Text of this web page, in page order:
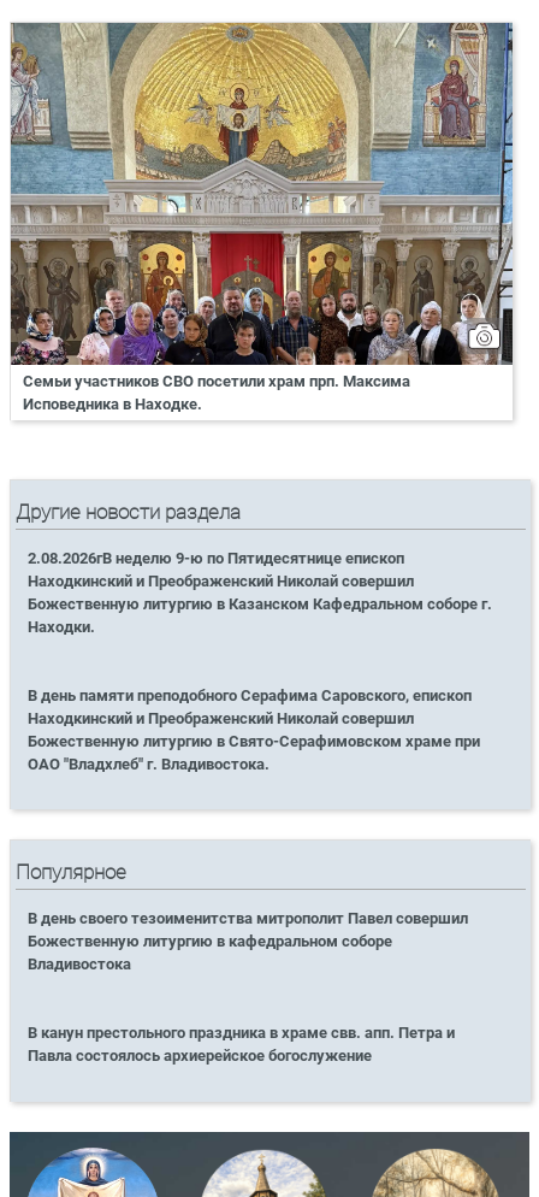
Семьи участников СВО посетили храм прп. Максима
Исповедника в Находке.
Другие новости раздела
2.08.2026гВ неделю 9-ю по Пятидесятнице епископ
Находкинский и Преображенский Николай совершил
Божественную литургию в Казанском Кафедральном соборе г.
Находки.
В день памяти преподобного Серафима Саровского, епископ
Находкинский и Преображенский Николай совершил
Божественную литургию в Свято-Серафимовском храме при
ОАО "Владхлеб" г. Владивостока.
Популярное
В день своего тезоименитства митрополит Павел совершил
Божественную литургию в кафедральном соборе
Владивостока
В канун престольного праздника в храме свв. апп. Петра и
Павла состоялось архиерейское богослужение